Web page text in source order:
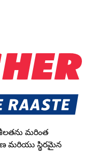
మరింత
మరియు స్థిరమైన